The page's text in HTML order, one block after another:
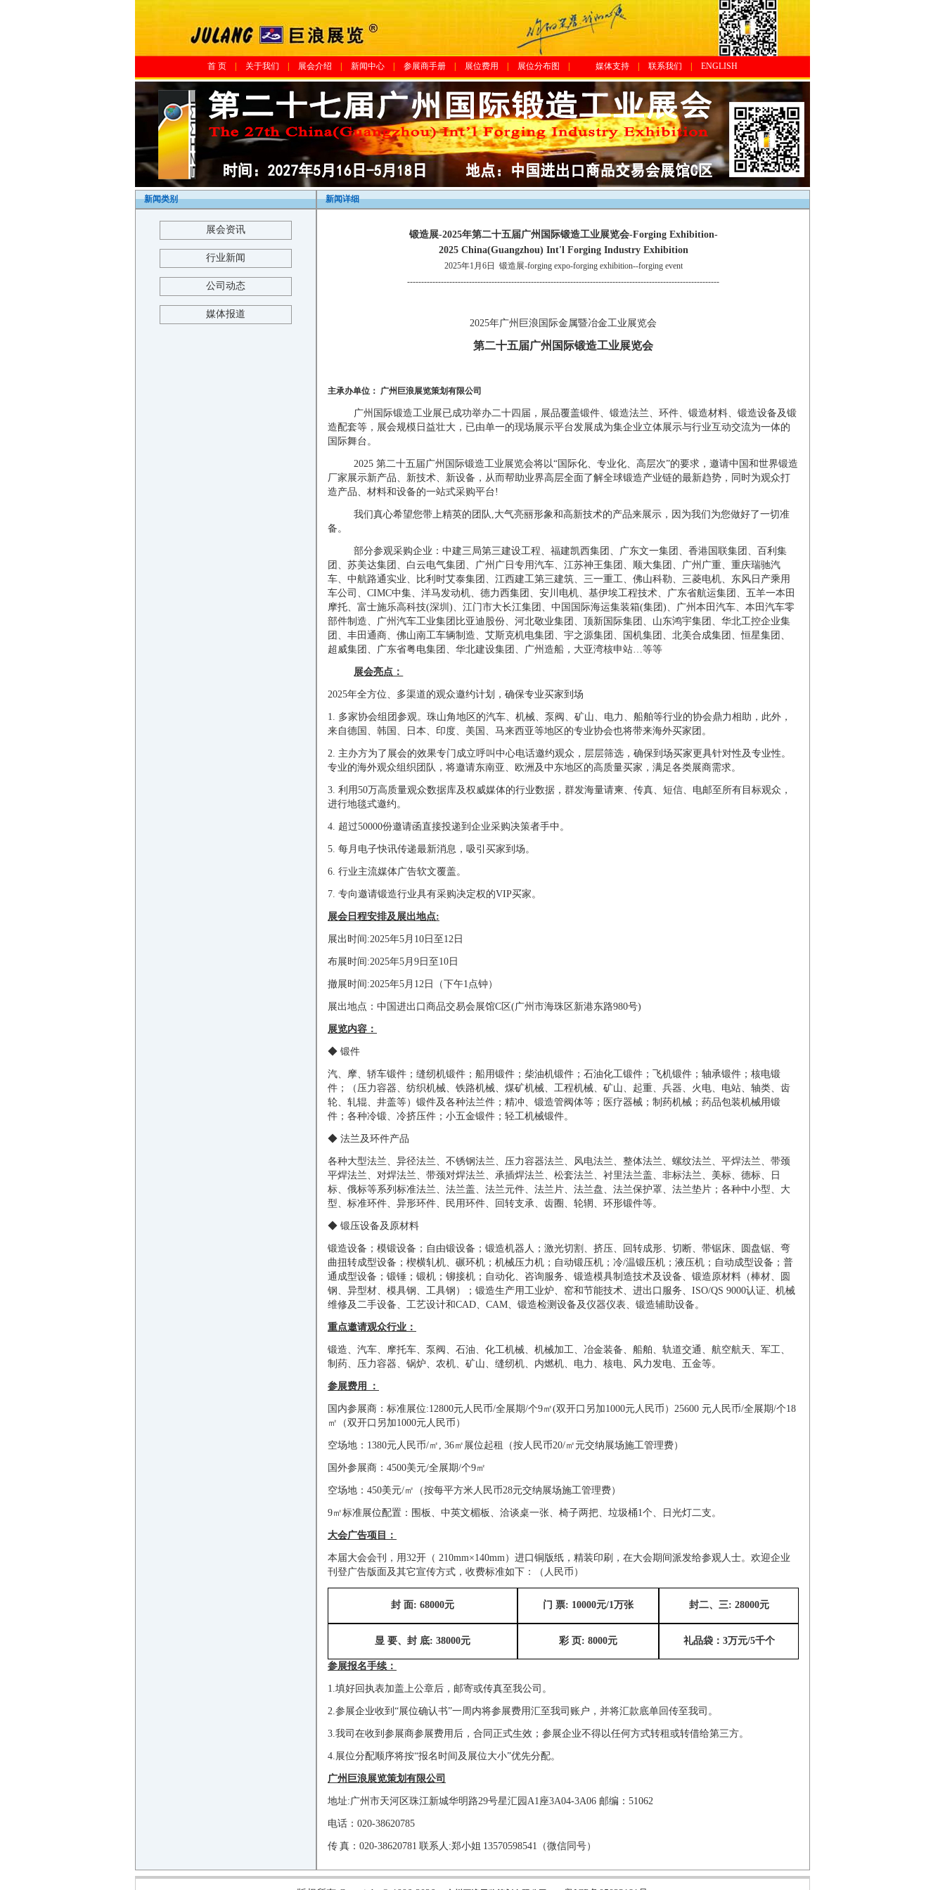
首 页 关于我们 展会介绍 新闻中心 参展商手册 展位费用 展位分布图 媒体支持 联系我们 ENGLISH
新闻类别
展会资讯
行业新闻
公司动态
媒体报道
新闻详细
锻造展-2025年第二十五届广州国际锻造工业展览会-Forging Exhibition-
2025 China(Guangzhou) Int'l Forging Industry Exhibition
2025年1月6日
锻造展-forging expo-forging exhibition--forging event
---------------------------------------------------------------------------------------------------------------
2025年广州巨浪国际金属暨冶金工业展览会
第二十五届广州国际锻造工业展览会
主承办单位： 广州巨浪展览策划有限公司
广州国际锻造工业展已成功举办二十四届，展品覆盖锻件、锻造法兰、环件、锻造材料、锻造设备及锻
造配套等，展会规模日益壮大，已由单一的现场展示平台发展成为集企业立体展示与行业互动交流为一体的
国际舞台。
2025 第二十五届广州国际锻造工业展览会将以“国际化、专业化、高层次”的要求，邀请中国和世界锻造
厂家展示新产品、新技术、新设备，从而帮助业界高层全面了解全球锻造产业链的最新趋势，同时为观众打
造产品、材料和设备的一站式采购平台!
我们真心希望您带上精英的团队,大气亮丽形象和高新技术的产品来展示，因为我们为您做好了一切准
备。
部分参观采购企业：中建三局第三建设工程、福建凯西集团、广东文一集团、香港国联集团、百利集
团、苏美达集团、白云电气集团、广州广日专用汽车、江苏神王集团、顺大集团、广州广重、重庆瑞驰汽
车、中航路通实业、比利时艾泰集团、江西建工第三建筑、三一重工、佛山科勒、三菱电机、东风日产乘用
车公司、 CIMC中集、洋马发动机、德力西集团、安川电机、基伊埃工程技术、广东省航运集团、五羊一本田
摩托、富士施乐高科技(深圳)、江门市大长江集团、中国国际海运集装箱(集团)、广州本田汽车、本田汽车零
部件制造、广州汽车工业集团比亚迪股份、河北敬业集团、顶新国际集团、山东鸿宇集团、华北工控企业集
团、丰田通商、佛山南工车辆制造、艾斯克机电集团、宇之源集团、国机集团、北美合成集团、恒星集团、
超威集团、广东省粤电集团、华北建设集团、广州造船，大亚湾核申站…等等
展会亮点：
2025年全方位、多渠道的观众邀约计划，确保专业买家到场
1. 多家协会组团参观。珠山角地区的汽车、机械、泵阀、矿山、电力、船舶等行业的协会鼎力相助，此外，
来自德国、韩国、日本、印度、美国、马来西亚等地区的专业协会也将带来海外买家团。
2. 主办方为了展会的效果专门成立呼叫中心电话邀约观众，层层筛选，确保到场买家更具针对性及专业性。
专业的海外观众组织团队，将邀请东南亚、欧洲及中东地区的高质量买家，满足各类展商需求。
3. 利用50万高质量观众数据库及权威媒体的行业数据，群发海量请柬、传真、短信、电邮至所有目标观众，
进行地毯式邀约。
4. 超过50000份邀请函直接投递到企业采购决策者手中。
5. 每月电子快讯传递最新消息，吸引买家到场。
6. 行业主流媒体广告软文覆盖。
7. 专向邀请锻造行业具有采购决定权的VIP买家。
展会日程安排及展出地点:
展出时间:2025年5月10日至12 日
布展时间:2025年5月9日至10日
撤展时间:2025年5月12 日（下午1点钟）
展出地点：中国进出口商品交易会展馆C区(广州市海珠区新港东路980号)
展览内容：
◆ 锻件
汽、摩、轿车锻件；缝纫机锻件；船用锻件；柴油机锻件；石油化工锻件；飞机锻件；轴承锻件；核电锻
件；（压力容器、纺织机械、铁路机械、煤矿机械、工程机械、矿山、起重、兵器、火电、电站、轴类、齿
轮、轧辊、井盖等）锻件及各种法兰件；精冲、锻造管阀体等；医疗器械；制药机械；药品包装机械用锻
件；各种冷锻、冷挤压件；小五金锻件；轻工机械锻件。
◆ 法兰及环件产品
各种大型法兰、异径法兰、不锈钢法兰、压力容器法兰、风电法兰、整体法兰、螺纹法兰、平焊法兰、带颈
平焊法兰、对焊法兰、带颈对焊法兰、承插焊法兰、松套法兰、衬里法兰盖、非标法兰、美标、德标、日
标、俄标等系列标准法兰、法兰盖、法兰元件、法兰片、法兰盘、法兰保护罩、法兰垫片；各种中小型、大
型、标准环件、异形环件、民用环件、回转支承、齿圈、轮辋、环形锻件等。
◆ 锻压设备及原材料
锻造设备；模锻设备；自由锻设备；锻造机器人；激光切割、挤压、回转成形、切断、带锯床、圆盘锯、弯
曲扭转成型设备；楔横轧机、碾环机；机械压力机；自动锻压机；冷/温锻压机；液压机；自动成型设备；普
通成型设备；锻锤；锻机；铆接机；自动化、咨询服务、锻造模具制造技术及设备、锻造原材料（棒材、圆
钢、异型材、模具钢、工具钢）；锻造生产用工业炉、窑和节能技术、进出口服务、ISO/QS 9000认证、机械
维修及二手设备、工艺设计和CAD、CAM、锻造检测设备及仪器仪表、锻造辅助设备。
重点邀请观众行业：
锻造、汽车、摩托车、泵阀、石油、化工机械、机械加工、冶金装备、船舶、轨道交通、航空航天、军工、
制药、压力容器、锅炉、农机、矿山、缝纫机、内燃机、电力、核电、风力发电、五金等。
参展费用 ：
国内参展商：标准展位:12800元人民币/全展期/个9㎡(双开口另加1000元人民币） 25600 元人民币/全展期/个18
㎡（双开口另加1000元人民币）
空场地： 1380元人民币/㎡, 36㎡展位起租（按人民币20/㎡元交纳展场施工管理费）
国外参展商：4500美元/全展期/个9㎡
空场地：450美元/㎡（按每平方米人民币28元交纳展场施工管理费）
9㎡标准展位配置：围板、中英文楣板、洽谈桌一张、椅子两把、垃圾桶1个、日光灯二支。
大会广告项目：
本届大会会刊，用32开（ 210mm×140mm）进口铜版纸，精装印刷，在大会期间派发给参观人士。欢迎企业
刊登广告版面及其它宣传方式，收费标准如下：（人民币）
封 面: 68000元 门 票: 10000元/1万张 封二、三: 28000元
显 要、封 底: 38000元 彩 页: 8000元 礼品袋： 3万元/5千个
参展报名手续：
1.填好回执表加盖上公章后，邮寄或传真至我公司。
2.参展企业收到 “展位确认书”一周内将参展费用汇至我司账户，并将汇款底单回传至我司。
3.我司在收到参展商参展费用后，合同正式生效；参展企业不得以任何方式转租或转借给第三方。
4.展位分配顺序将按“报名时间及展位大小”优先分配。
广州巨浪展览策划有限公司
地址:广州市天河区珠江新城华明路29号星汇园A1座3A04-3A06 邮编：51062
电话： 020-38620785
传 真： 020-38620781 联系人 :郑小姐 13570598541 （微信同号）